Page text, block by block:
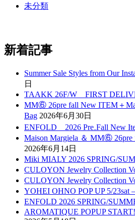
未分類
新着記事
Summer Sale Styles from Our
日
TAAKK 26F/W FIRST
MM⑥ 26pre fall New ITEM＋
Bag 2026年6月30日
ENFOLD 2026 Pre₋Fall New
Maison Margiela ＆ MM⑥
2026年6月14日
Miki MIALY 2026 SPRING/
CULOYON Jewelry Collection
CULOYON Jewelry Collection
YOHEI OHNO POP UP 5/23sat
ENFOLD 2026 SPRING/
AROMATIQUE POPUP